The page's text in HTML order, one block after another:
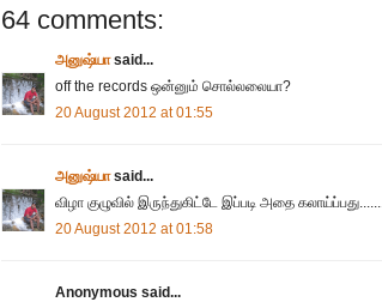
64 comments:
அனுஷ்யாsaid...
off the records ஒன்னும் சொல்லலையா?
20 August 2012 at 01:55
அனுஷ்யாsaid...
விழா குழுவில் இருந்துகிட்டே இப்படி அதை
20 August 2012 at 01:58
Anonymous said...